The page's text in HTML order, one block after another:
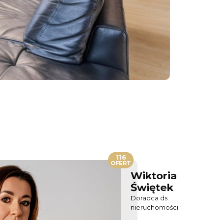
Wiktoria
Świętek
Doradca ds.
nieruchomości
116
OFERT